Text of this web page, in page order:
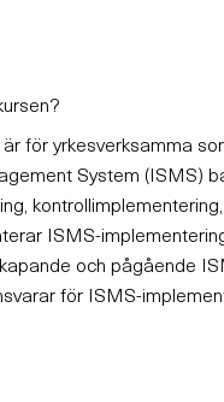
för yrkesverksamma
System (ISMS)
ISMS-
och pågående
för ISMS-